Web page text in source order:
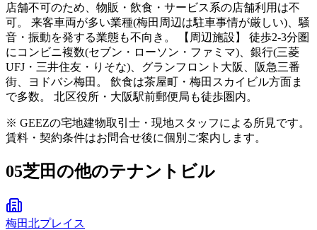
店舗不可のため、物販・飲食・サービス系の店舗利用は不
可。 来客車両が多い業種(梅田周辺は駐車事情が厳しい)、騒
音・振動を発する業態も不向き。 【周辺施設】 徒歩2-3分圏
にコンビニ複数(セブン・ローソン・ファミマ)、銀行(三菱
UFJ・三井住友・りそな)、グランフロント大阪、阪急三番
街、ヨドバシ梅田。 飲食は茶屋町・梅田スカイビル方面ま
で多数。 北区役所・大阪駅前郵便局も徒歩圏内。
※ GEEZの宅地建物取引士・現地スタッフによる所見です。
賃料・契約条件はお問合せ後に個別ご案内します。
05芝田の他のテナントビル
梅田北プレイス